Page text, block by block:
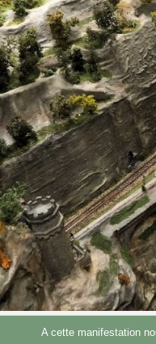
A cette manifestation